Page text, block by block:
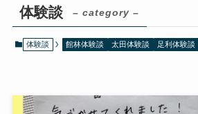
体験談 – category –
体験談 館林体験談 太田体験談 足利体験談